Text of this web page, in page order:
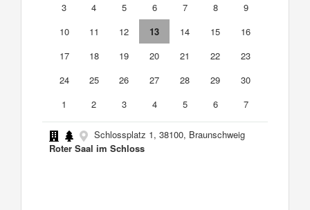
3
4 5 6 7 8
9
10
11 12 13 14 15
16
17
18 19 20 21 22
23
24
25 26 27 28 29
30
1
2 3 4 5 6 7
Schlossplatz 1, 38100, Braunschweig
Roter Saal im Schloss